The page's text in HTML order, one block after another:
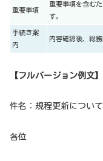
重要事項
重要事項を含む
す。
手続き案
内
内容確認後、総
【フルバージョン例文】
件名：規程更新について
各位